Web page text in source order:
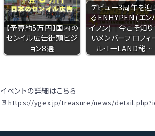
【予算約5万円】国内の
センイル広告街頭ビジ
ョン8選
デビュー3周年を迎
るENHYPEN(エン
イフン)｜今こそ知
いメンバープロフィ
ル・IーLAND秘…
イベントの詳細はこちら
https://ygex.jp/treasure/news/